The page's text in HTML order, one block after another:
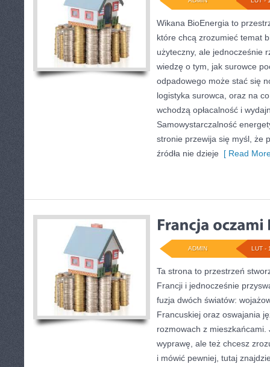
Wikana BioEnergia to
które chcą zrozumieć temat
użyteczny, ale jednocześnie
wiedzę o tym, jak surowce
odpadowego może stać się
logistyka surowca, oraz na
wchodzą opłacalność i
Samowystarczalność
stronie przewija się myśl, że
źródła nie dzieje [ Read
LUT -
ADMIN
Ta strona to przestrzeń
Francji i jednocześnie
fuzja dwóch światów:
Francuskiej oraz oswajania
rozmowach z mieszkańcami.
wyprawę, ale też chcesz
i mówić pewniej, tutaj